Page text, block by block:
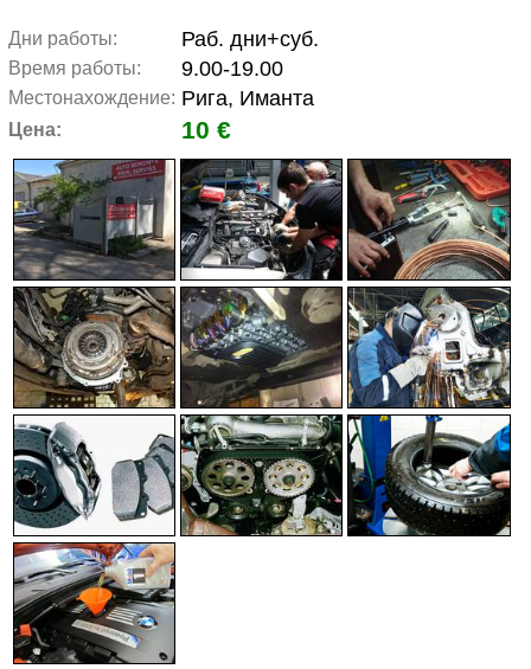
Дни работы: Раб. дни+суб.
Время работы: 9.00-19.00
Местонахождение: Рига, Иманта
Цена: 10 €